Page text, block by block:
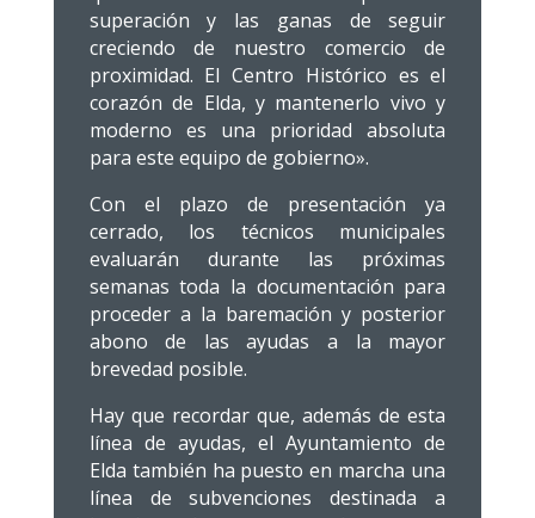
superación y las ganas de seguir
creciendo de nuestro comercio de
proximidad. El Centro Histórico es el
corazón de Elda, y mantenerlo vivo y
moderno es una prioridad absoluta
para este equipo de gobierno».
Con el plazo de presentación ya
cerrado, los técnicos municipales
evaluarán durante las próximas
semanas toda la documentación para
proceder a la baremación y posterior
abono de las ayudas a la mayor
brevedad posible.
Hay que recordar que, además de esta
línea de ayudas, el Ayuntamiento de
Elda también ha puesto en marcha una
línea de subvenciones destinada a